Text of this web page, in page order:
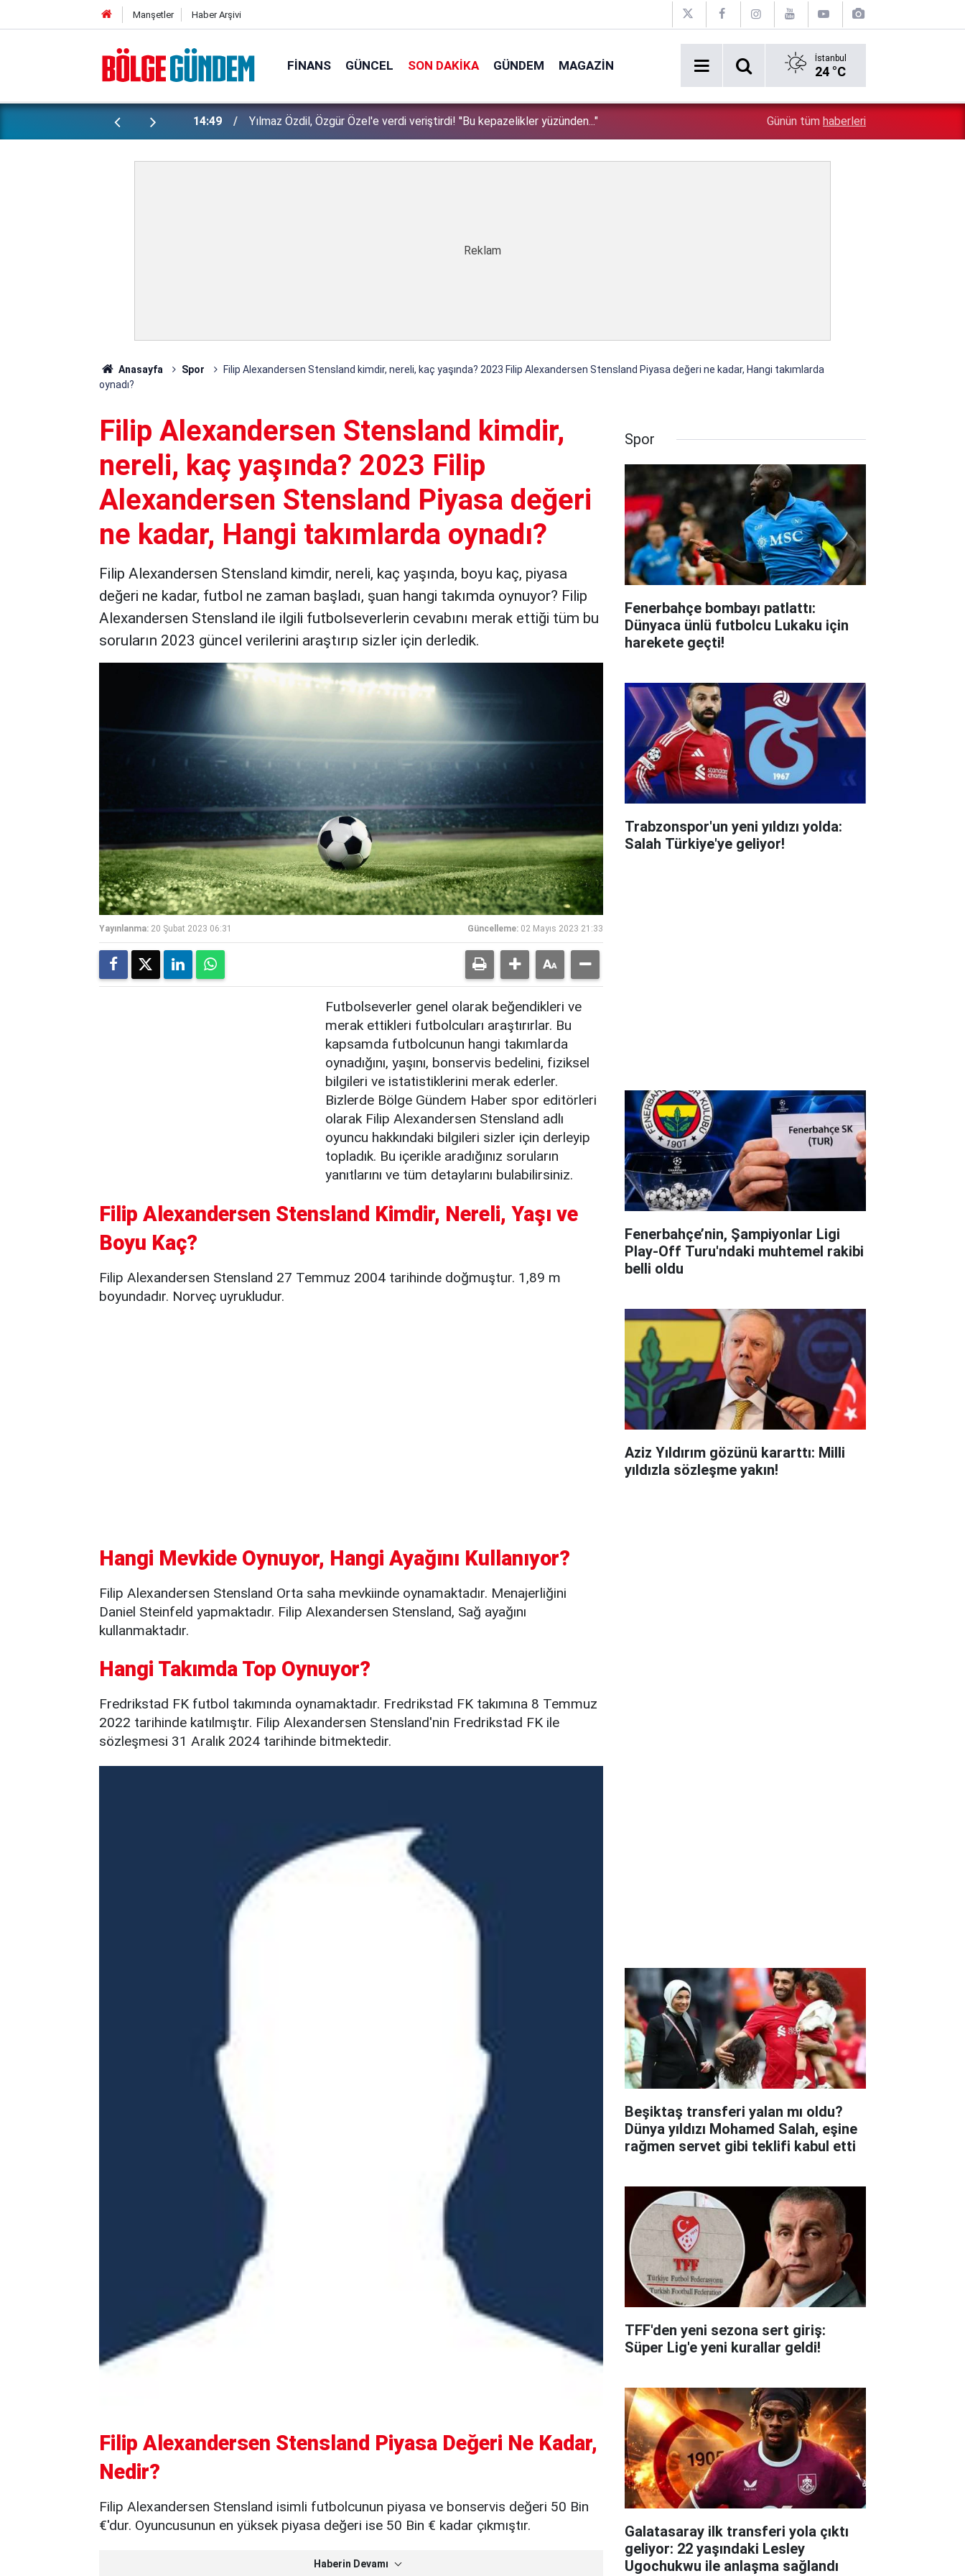
Manşetler Haber Arşivi
FINANS GÜNCEL SON DAKIKA GÜNDEM MAGAZIN İstanbul
24 °C
14:49 Yılmaz Özdil, Özgür Özel'e verdi veriştirdi! ''Bu kepazelikler yüzünden..."
Sevgilisiyle bel altı mesajları ortaya çıkmıştı:
İlkay Çiçek, kesin ihraç talebiyle disipline sevk edildi!
Günün tüm haberleri
Anasayfa Spor
Filip Alexandersen Stensland kimdir, nereli, kaç yaşında? 2023 Filip Alexandersen Stensland Piyasa değeri ne kadar, Hangi takımlarda
oynadı?
Filip Alexandersen Stensland kimdir,
nereli, kaç yaşında? 2023 Filip
Alexandersen Stensland Piyasa değeri
ne kadar, Hangi takımlarda oynadı?
Filip Alexandersen Stensland kimdir, nereli, kaç yaşında, boyu kaç, piyasa
değeri ne kadar, futbol ne zaman başladı, şuan hangi takımda oynuyor? Filip
Alexandersen Stensland ile ilgili futbolseverlerin cevabını merak ettiği tüm bu
soruların 2023 güncel verilerini araştırıp sizler için derledik.
Yayınlanma: 20 Şubat 2023 06:31 Güncelleme: 02 Mayıs 2023 21:33
Futbolseverler genel olarak beğendikleri ve
merak ettikleri futbolcuları araştırırlar. Bu
kapsamda futbolcunun hangi takımlarda
oynadığını, yaşını, bonservis bedelini, fiziksel
bilgileri ve istatistiklerini merak ederler.
Bizlerde Bölge Gündem Haber spor editörleri
olarak Filip Alexandersen Stensland adlı
oyuncu hakkındaki bilgileri sizler için derleyip
topladık. Bu içerikle aradığınız soruların
yanıtlarını ve tüm detaylarını bulabilirsiniz.
Filip Alexandersen Stensland Kimdir, Nereli, Yaşı ve
Boyu Kaç?
Filip Alexandersen Stensland 27 Temmuz 2004 tarihinde doğmuştur. 1,89 m
boyundadır. Norveç uyrukludur.
Hangi Mevkide Oynuyor, Hangi Ayağını Kullanıyor?
Filip Alexandersen Stensland Orta saha mevkiinde oynamaktadır. Menajerliğini
Daniel Steinfeld yapmaktadır. Filip Alexandersen Stensland, Sağ ayağını
kullanmaktadır.
Hangi Takımda Top Oynuyor?
Fredrikstad FK futbol takımında oynamaktadır. Fredrikstad FK takımına 8 Temmuz
2022 tarihinde katılmıştır. Filip Alexandersen Stensland'nin Fredrikstad FK ile
sözleşmesi 31 Aralık 2024 tarihinde bitmektedir.
Filip Alexandersen Stensland Piyasa Değeri Ne Kadar,
Nedir?
Filip Alexandersen Stensland isimli futbolcunun piyasa ve bonservis değeri 50 Bin
€'dur. Oyuncusunun en yüksek piyasa değeri ise 50 Bin € kadar çıkmıştır.
Haberin Devamı
Spor
Fenerbahçe bombayı patlattı:
Dünyaca ünlü futbolcu Lukaku için
harekete geçti!
Trabzonspor'un yeni yıldızı yolda:
Salah Türkiye'ye geliyor!
Fenerbahçe’nin, Şampiyonlar Ligi
Play-Off Turu'ndaki muhtemel rakibi
belli oldu
Aziz Yıldırım gözünü kararttı: Milli
yıldızla sözleşme yakın!
Beşiktaş transferi yalan mı oldu?
Dünya yıldızı Mohamed Salah, eşine
rağmen servet gibi teklifi kabul etti
TFF'den yeni sezona sert giriş:
Süper Lig'e yeni kurallar geldi!
Galatasaray ilk transferi yola çıktı
geliyor: 22 yaşındaki Lesley
Ugochukwu ile anlaşma sağlandı